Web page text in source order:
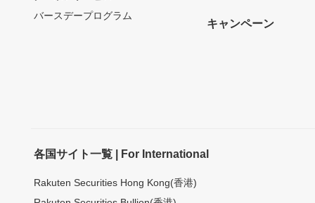
バースデープログラム
キャンペーン
各国サイト一覧 | For International
Rakuten Securities Hong Kong(香港)